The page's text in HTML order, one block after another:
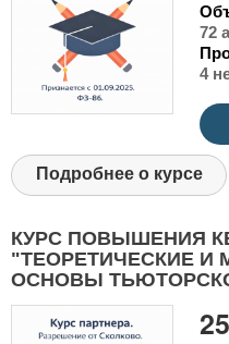
72
4
Подробнее о курсе
КУРС ПОВЫШЕНИЯ
"ТЕОРЕТИЧЕСКИЕ И
ОСНОВЫ